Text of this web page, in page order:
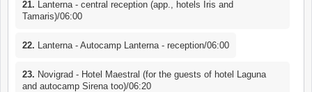
21. Lanterna - central reception (app., hotels Iris and
Tamaris)/06:00
22. Lanterna - Autocamp Lanterna - reception/06:00
23. Novigrad - Hotel Maestral (for the guests of hotel Laguna
and autocamp Sirena too)/06:20